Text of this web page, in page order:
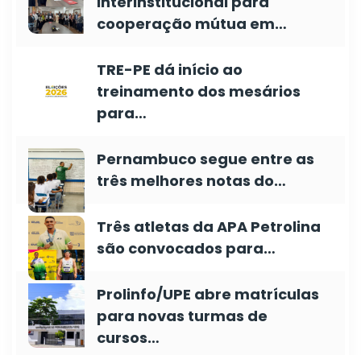
cooperação mútua em…
TRE-PE dá início ao
treinamento dos mesários
para…
Pernambuco segue entre as
três melhores notas do…
Três atletas da APA Petrolina
são convocados para…
Prolinfo/UPE abre matrículas
para novas turmas de
cursos…